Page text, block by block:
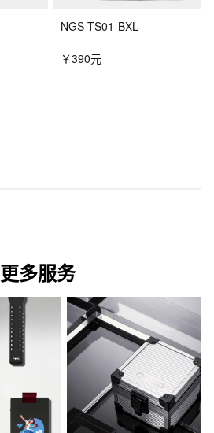
NGS-TS01-BXL
￥390元
更多服务